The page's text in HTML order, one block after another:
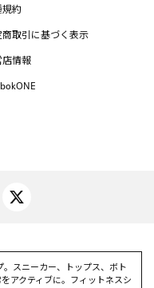
約
取引に基づく表示
店情報
スニーカー、トップス、ボト
アクティブに。フィットネスシ